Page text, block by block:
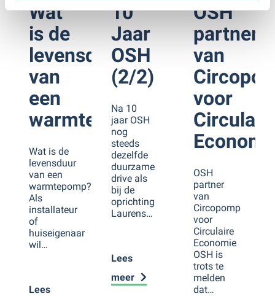
Wat
is de
levensduur
van
een
warmtepomp?
Wat is de
levensduur
van een
warmtepomp?
Als
installateur
of
huiseigenaar
wil…
Lees
10
Jaar
OSH
(2/2)
Na 10
jaar OSH
nog
steeds
dezelfde
duurzame
drive als
bij de
oprichting
Laurens…
Lees
meer
OSH
partner
van
voor
OSH
partner
van
Circopomp
voor
Circulaire
Economie
OSH is
trots te
melden
dat…